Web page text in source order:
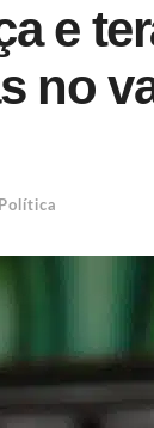
e
no
Política